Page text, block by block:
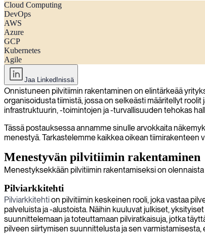
Menestyvän pilvitiimin rakentaminen: Rakenne, roolit ja vastuut
Cloud Computing
DevOps
AWS
Azure
GCP
Kubernetes
Agile
Jaa LinkedInissä
Onnistuneen pilvitiimin rakentaminen on elintärkeää
organisoidusta tiimistä, jossa on selkeästi määritellyt
infrastruktuurin, -toimintojen ja -turvallisuuden tehokas
Tässä postauksessa annamme sinulle arvokkaita
menestyä. Tarkastelemme kaikkea oikean
Menestyvän pilvitiimin rakentaminen
Menestyksekkään pilvitiimin rakentamiseksi on
Pilviarkkitehti
Pilviarkkitehtion pilvitiimin keskeinen rooli, joka vastaa
palveluista ja -alustoista. Näihin kuuluvat julkiset,
suunnittelemaan ja toteuttamaan pilviratkaisuja, jotka
pilveen siirtymisen suunnittelusta ja sen